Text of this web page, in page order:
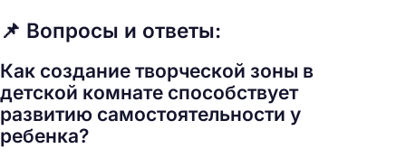
📌 Вопросы и ответы:
Как создание творческой зоны в
детской комнате способствует
развитию самостоятельности у
ребенка?